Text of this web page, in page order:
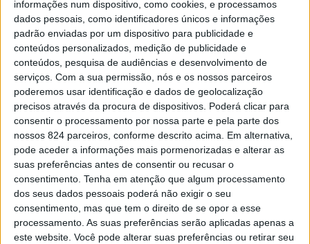
informações num dispositivo, como cookies, e processamos
dados pessoais, como identificadores únicos e informações
padrão enviadas por um dispositivo para publicidade e
conteúdos personalizados, medição de publicidade e
conteúdos, pesquisa de audiências e desenvolvimento de
serviços. Com a sua permissão, nós e os nossos parceiros
poderemos usar identificação e dados de geolocalização
precisos através da procura de dispositivos. Poderá clicar para
consentir o processamento por nossa parte e pela parte dos
nossos 824 parceiros, conforme descrito acima. Em alternativa,
pode aceder a informações mais pormenorizadas e alterar as
suas preferências antes de consentir ou recusar o
consentimento. Tenha em atenção que algum processamento
dos seus dados pessoais poderá não exigir o seu
consentimento, mas que tem o direito de se opor a esse
processamento. As suas preferências serão aplicadas apenas a
este website. Você pode alterar suas preferências ou retirar seu
associadas às COVID-19, apesar de o Município dar
conta de 12 óbitos desde o início da pandemia.
Da lista da ULSNA, referente aos óbitos por concelho
desde o início da pandemia, constam ainda os concelhos
de Marvão com 11, de Campo Maior com quatro,
Arronches, Avis e Monforte com três óbitos cada.
Reiteramos que os restantes óbitos não estão
referenciados nos respectivos concelhos porque a
unidade de saúde não divulga números inferiores a três